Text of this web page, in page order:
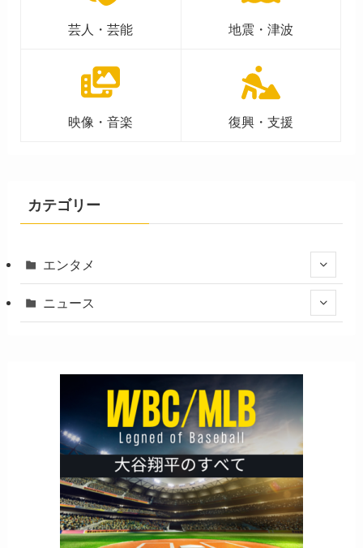
芸人・芸能 地震・津波
映像・音楽 復興・支援
カテゴリー
エンタメ
ニュース